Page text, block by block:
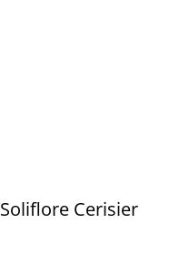
Soliflore Cerisier